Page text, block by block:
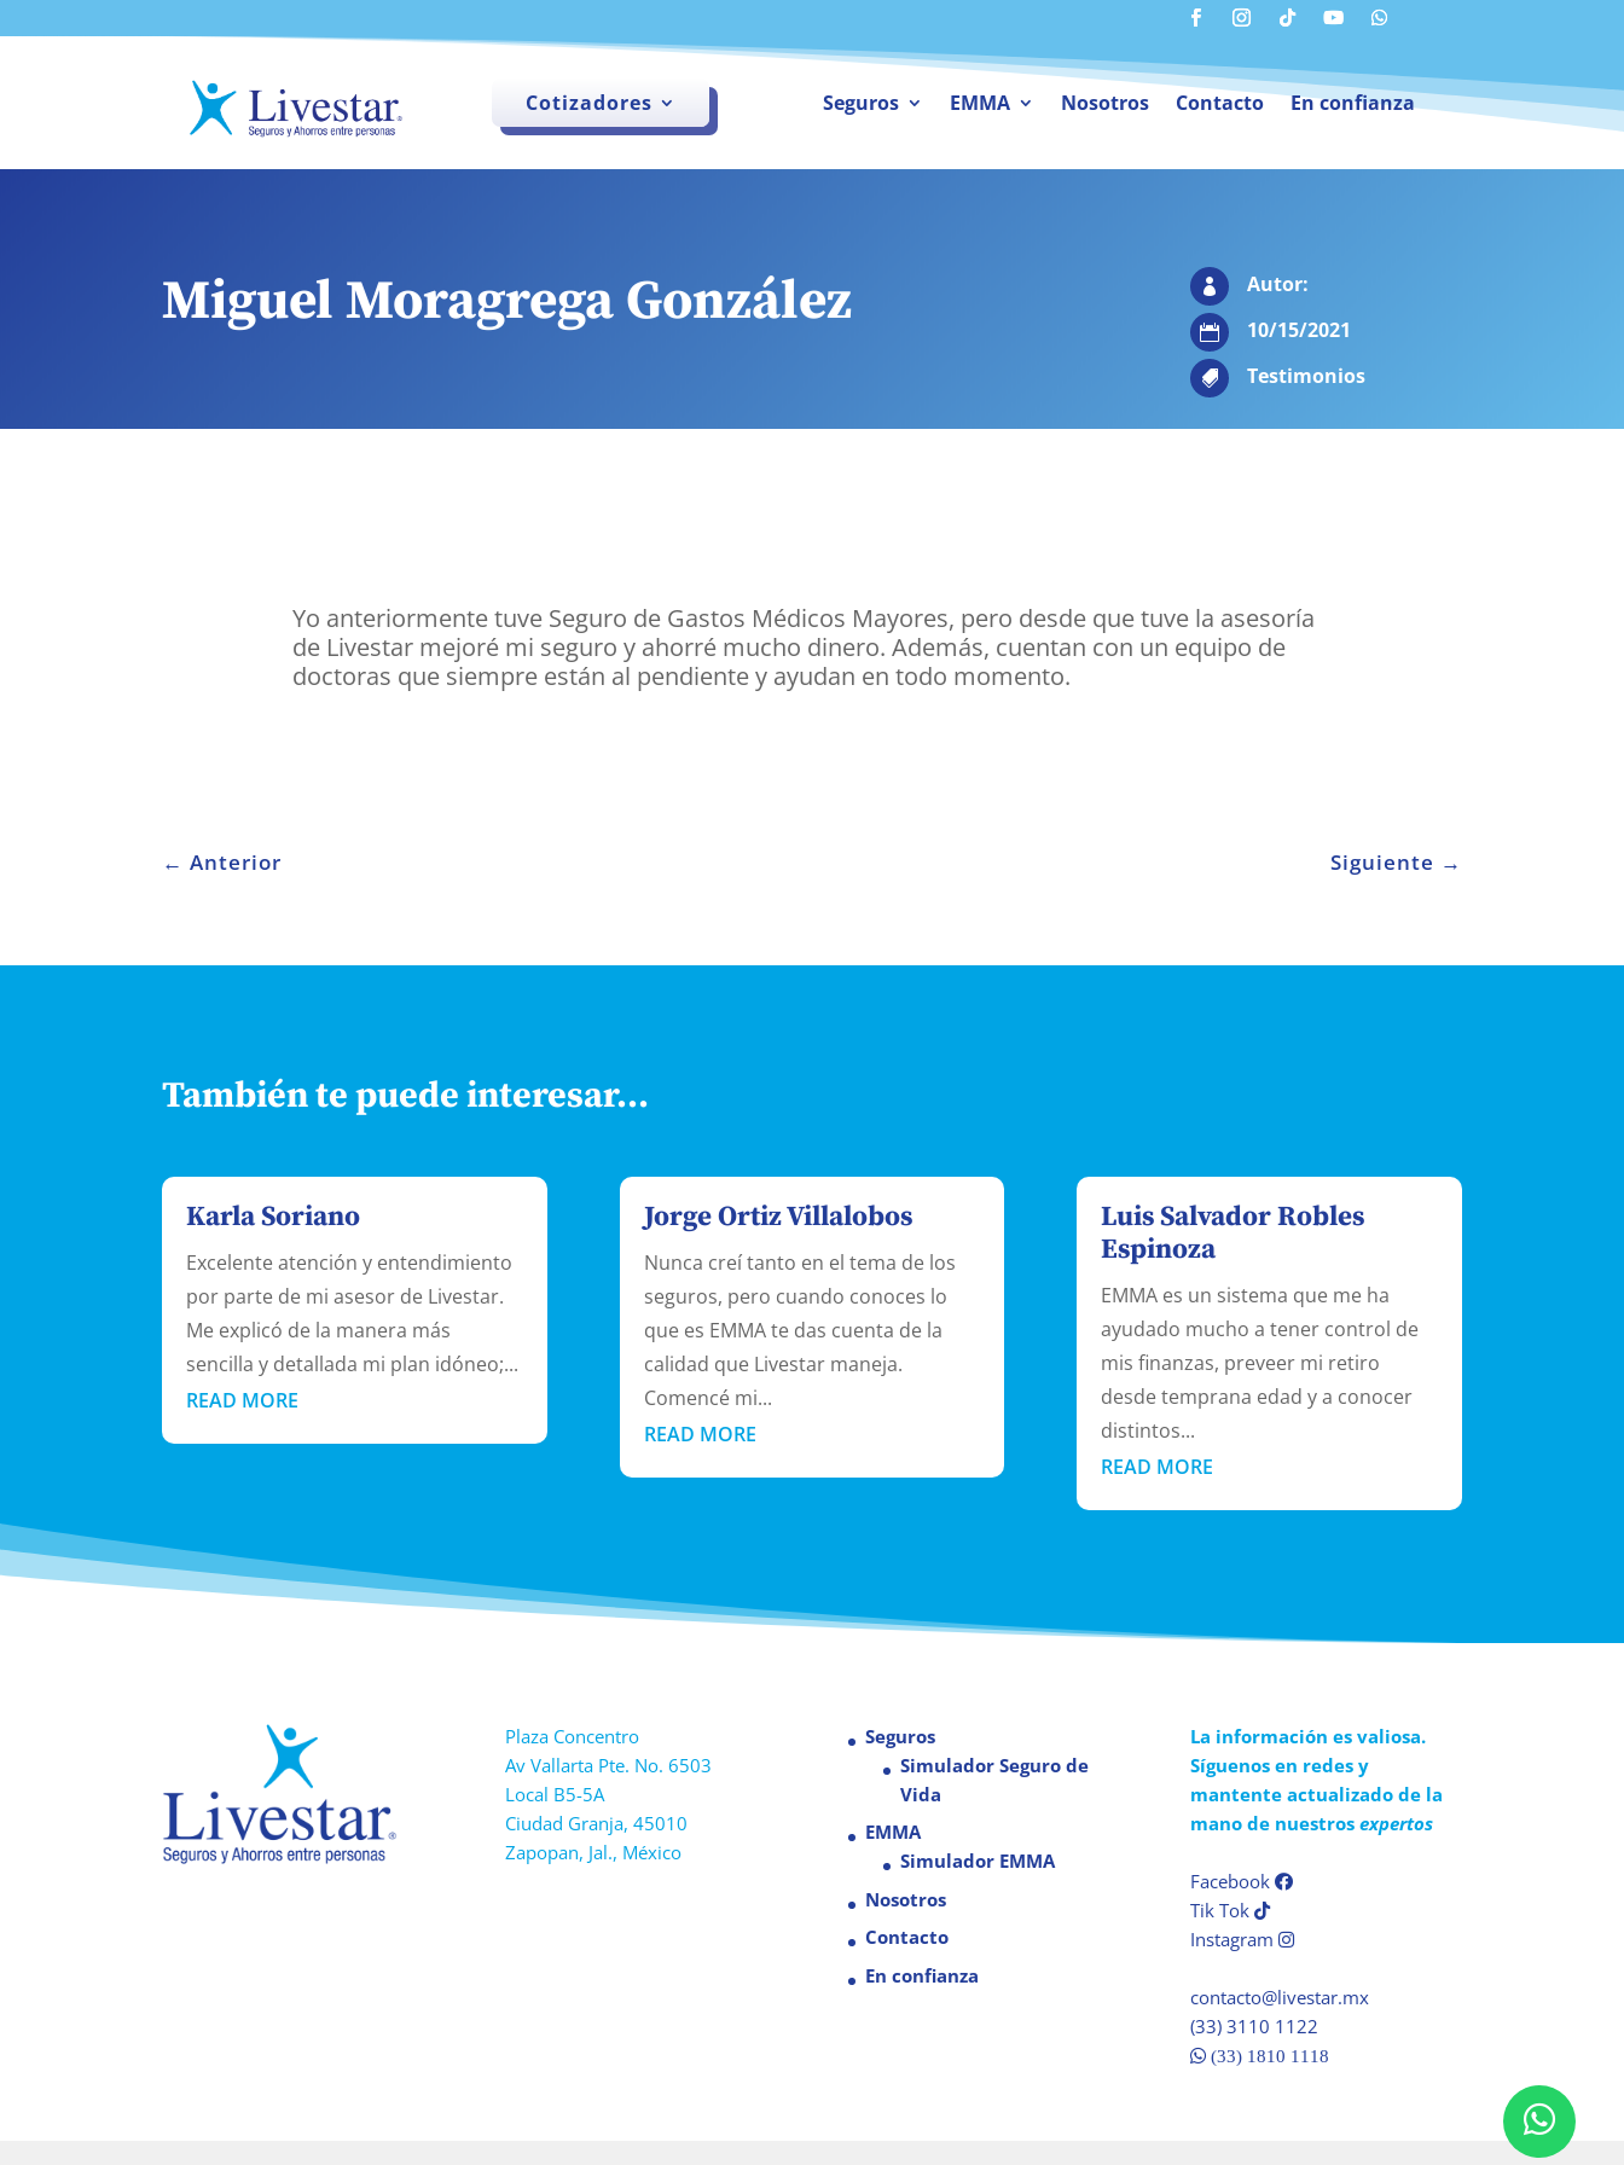
Cotizadores Seguros EMMA Nosotros Contacto En confianza
Miguel Moragrega González  Autor:
 10/15/2021
 Testimonios
Yo anteriormente tuve Seguro de Gastos Médicos Mayores, pero desde que tuve la asesoría
de Livestar mejoré mi seguro y ahorré mucho dinero. Además, cuentan con un equipo de
doctoras que siempre están al pendiente y ayudan en todo momento.
←Anterior Siguiente →
También te puede interesar…
Karla Soriano
Excelente atención y entendimiento
por parte de mi asesor de Livestar.
Me explicó de la manera más
sencilla y detallada mi plan idóneo;...
READ MORE
Jorge Ortiz Villalobos
Nunca creí tanto en el tema de los
seguros, pero cuando conoces lo
que es EMMA te das cuenta de la
calidad que Livestar maneja.
Comencé mi...
READ MORE
Luis Salvador Robles
Espinoza
EMMA es un sistema que me ha
ayudado mucho a tener control de
mis finanzas, preveer mi retiro
desde temprana edad y a conocer
distintos...
READ MORE
Plaza Concentro
Av Vallarta Pte. No. 6503
Local B5-5A
Ciudad Granja, 45010
Zapopan, Jal., México
Seguros
Simulador Seguro de
Vida
EMMA
Simulador EMMA
Nosotros
Contacto
En confianza
La información es valiosa.
Síguenos en redes y
mantente actualizado de la
mano de nuestrosexpertos
Facebook
Tik Tok
Instagram
contacto@livestar.mx
(33) 3110 1122
(33) 1810 1118